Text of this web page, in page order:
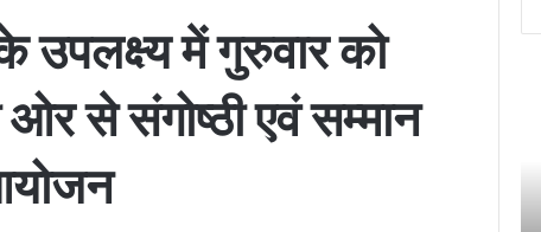
उपलक्ष्य में गुरुवार को
से संगोष्ठी एवं सम्मान
बदरीनाथ-
केदारनाथ